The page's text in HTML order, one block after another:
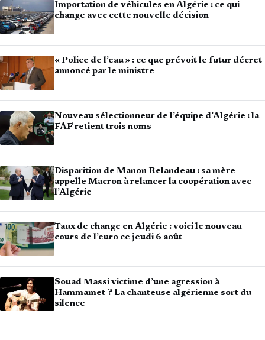
Importation de véhicules en Algérie : ce qui
change avec cette nouvelle décision
« Police de l’eau » : ce que prévoit le futur décret
annoncé par le ministre
Nouveau sélectionneur de l’équipe d’Algérie : la
FAF retient trois noms
Disparition de Manon Relandeau : sa mère
appelle Macron à relancer la coopération avec
l’Algérie
Taux de change en Algérie : voici le nouveau
cours de l’euro ce jeudi 6 août
Souad Massi victime d’une agression à
Hammamet ? La chanteuse algérienne sort du
silence